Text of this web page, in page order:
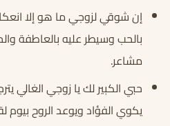
إن شوقي لزوجي ما هو إلا
بالحب وسيطر عليه بالعاطفة
مشاعر.
حبي الكبير لك يا زوجي
يكوي الفؤاد ويوعد الروح بيوم